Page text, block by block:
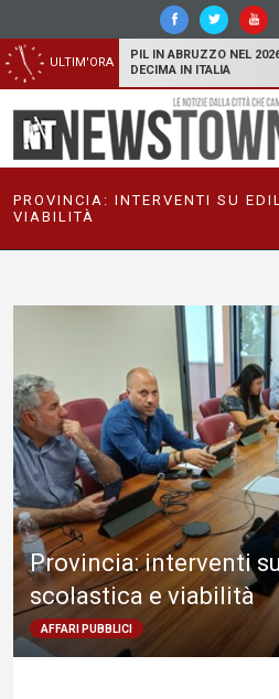
ULTIM'ORA
PIL IN ABRUZZO NEL
DECIMA IN ITALIA
PROVINCIA: INTERVENTI SU
VIABILITÀ
Provincia: interventi
scolastica e viabilità
AFFARI PUBBLICI